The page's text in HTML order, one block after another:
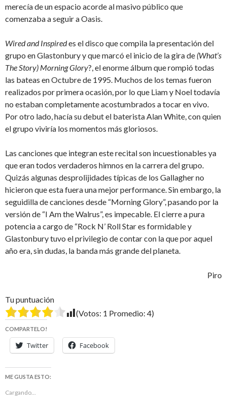
merecía de un espacio acorde al masivo público que
comenzaba a seguir a Oasis.
Wired and Inspiredes el disco que compila la presentación del
grupo en Glastonbury y que marcó el inicio de la gira de (What’s
The Story) Morning Glory?, el enorme álbum que rompió todas
las bateas en Octubre de 1995. Muchos de los temas fueron
realizados por primera ocasión, por lo que Liam y Noel todavía
no estaban completamente acostumbrados a tocar en vivo.
Por otro lado, hacía su debut el baterista Alan White, con quien
el grupo viviría los momentos más gloriosos.
Las canciones que integran este recital son incuestionables ya
que eran todos verdaderos himnos en la carrera del grupo.
Quizás algunas desprolijidades típicas de los Gallagher no
hicieron que esta fuera una mejor performance. Sin embargo, la
seguidilla de canciones desde “Morning Glory”, pasando por la
versión de “I Am the Walrus”, es impecable. El cierre a pura
potencia a cargo de “Rock N’ Roll Star es formidable y
Glastonbury tuvo el privilegio de contar con la que por aquel
año era, sin dudas, la banda más grande del planeta.
Piro
Tu puntuación
(Votos: 1 Promedio: 4)
COMPARTELO!
Twitter Facebook
ME GUSTA ESTO:
Cargando...